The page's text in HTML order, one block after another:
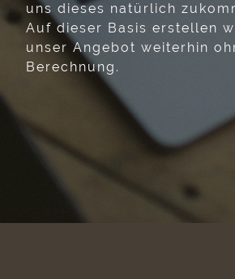
uns dieses natürlich
Auf dieser Basis erstellen
unser Angebot weiterhin
Berechnung.